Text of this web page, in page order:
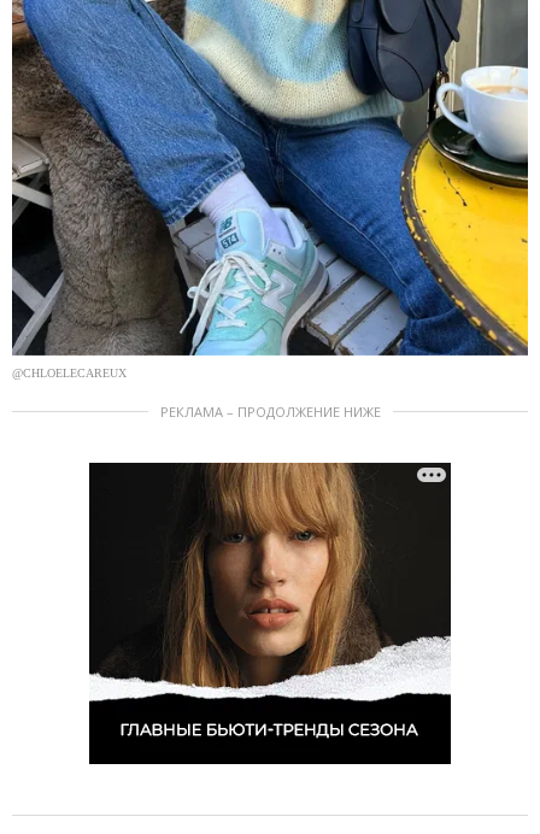
@CHLOELECAREUX
РЕКЛАМА – ПРОДОЛЖЕНИЕ НИЖЕ